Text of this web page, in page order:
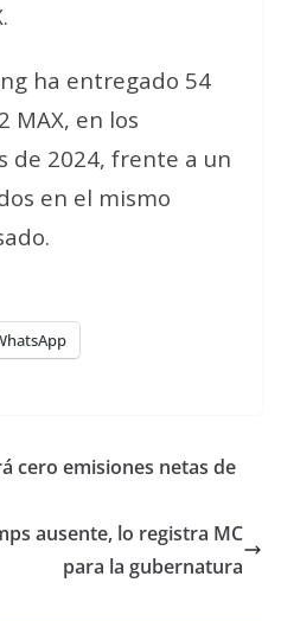
ha entregado 54
MAX, en los
de 2024, frente a un
en el mismo
cero emisiones netas de
ausente, lo registra MC
para la gubernatura